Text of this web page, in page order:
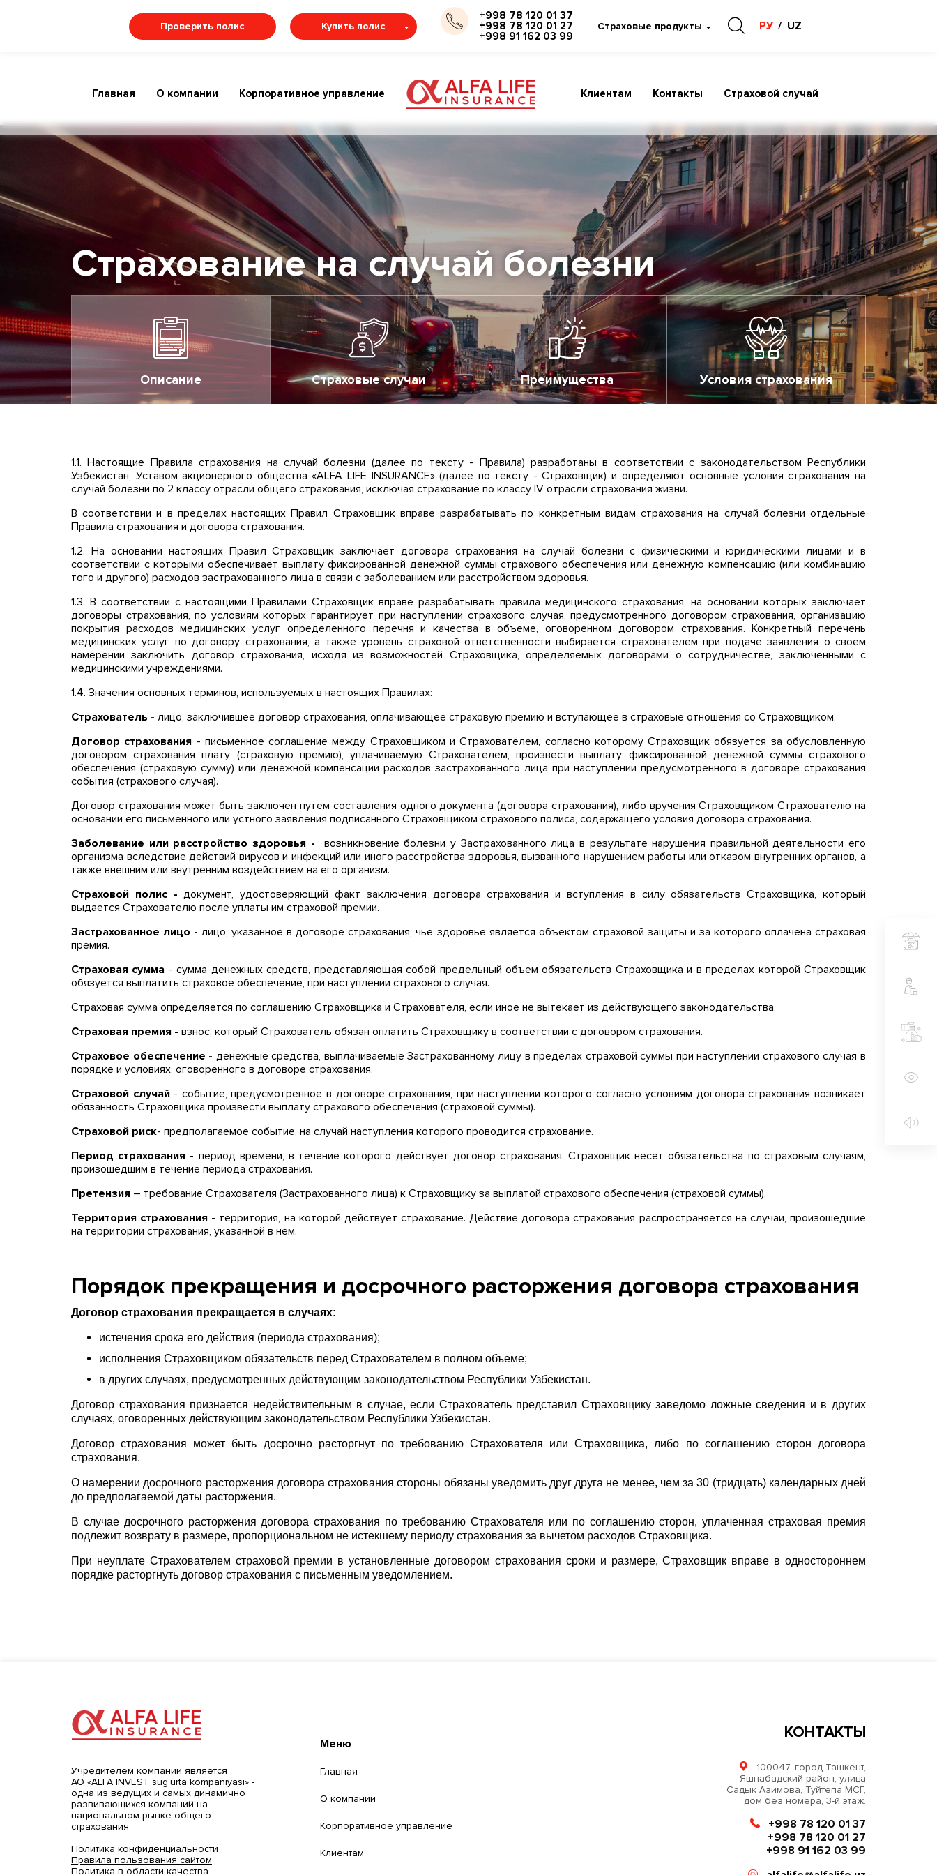
Проверить полис Купить полис
+998 78 120 01 37
+998 78 120 01 27
+998 91 162 03 99
Страховые продукты РУ UZ
Главная О компании Корпоративное управление Клиентам Контакты Страховой случай
Страхование на случай болезни
Описание Страховые случаи Преимущества Условия страхования
1.1. Настоящие Правила страхования на случай болезни (далее по тексту - Правила) разработаны в соответствии с законодательством Республики
Узбекистан, Уставом акционерного общества «ALFA LIFE INSURANCE» (далее по тексту - Страховщик) и определяют основные условия страхования на
случай болезни по 2 классу отрасли общего страхования, исключая страхование по классу IV отрасли страхования жизни.
В соответствии и в пределах настоящих Правил Страховщик вправе разрабатывать по конкретным видам страхования на случай болезни отдельные
Правила страхования и договора страхования.
1.2. На основании настоящих Правил Страховщик заключает договора страхования на случай болезни с физическими и юридическими лицами и в
соответствии с которыми обеспечивает выплату фиксированной денежной суммы страхового обеспечения или денежную компенсацию (или комбинацию
того и другого) расходов застрахованного лица в связи с заболеванием или расстройством здоровья.
1.3. В соответствии с настоящими Правилами Страховщик вправе разрабатывать правила медицинского страхования, на основании которых заключает
договоры страхования, по условиям которых гарантирует при наступлении страхового случая, предусмотренного договором страхования, организацию
покрытия расходов медицинских услуг определенного перечня и качества в объеме, оговоренном договором страхования. Конкретный перечень
медицинских услуг по договору страхования, а также уровень страховой ответственности выбирается страхователем при подаче заявления о своем
намерении заключить договор страхования, исходя из возможностей Страховщика, определяемых договорами о сотрудничестве, заключенными с
медицинскими учреждениями.
1.4. Значения основных терминов, используемых в настоящих Правилах:
Страхователь - лицо, заключившее договор страхования, оплачивающее страховую премию и вступающее в страховые отношения со Страховщиком.
Договор страхования - письменное соглашение между Страховщиком и Страхователем, согласно которому Страховщик обязуется за обусловленную
договором страхования плату (страховую премию), уплачиваемую Страхователем, произвести выплату фиксированной денежной суммы страхового
обеспечения (страховую сумму) или денежной компенсации расходов застрахованного лица при наступлении предусмотренного в договоре страхования
события (страхового случая).
Договор страхования может быть заключен путем составления одного документа (договора страхования), либо вручения Страховщиком Страхователю на
основании его письменного или устного заявления подписанного Страховщиком страхового полиса, содержащего условия договора страхования.
Заболевание или расстройство здоровья -
возникновение болезни у Застрахованного лица в результате нарушения правильной деятельности его
организма вследствие действий вирусов и инфекций или иного расстройства здоровья, вызванного нарушением работы или отказом внутренних органов, а
также внешним или внутренним воздействием на его организм.
Страховой полис -документ, удостоверяющий факт заключения договора страхования и вступления в силу обязательств Страховщика, который
выдается Страхователю после уплаты им страховой премии.
Застрахованное лицо - лицо, указанное в договоре страхования, чье здоровье является объектом страховой защиты и за которого оплачена страховая
премия.
Страховая сумма - сумма денежных средств, представляющая собой предельный объем обязательств Страховщика и в пределах которой Страховщик
обязуется выплатить страховое обеспечение, при наступлении страхового случая.
Страховая сумма определяется по соглашению Страховщика и Страхователя, если иное не вытекает из действующего законодательства.
Страховая премия - взнос, который Страхователь обязан оплатить Страховщику в соответствии с договором страхования.
Страховое обеспечение - денежные средства, выплачиваемые Застрахованному лицу в пределах страховой суммы при наступлении страхового случая в
порядке и условиях, оговоренного в договоре страхования.
Страховой случай- событие, предусмотренное в договоре страхования, при наступлении которого согласно условиям договора страхования возникает
обязанность Страховщика произвести выплату страхового обеспечения (страховой суммы).
Страховой риск- предполагаемое событие, на случай наступления которого проводится страхование.
Период страхования - период времени, в течение которого действует договор страхования. Страховщик несет обязательства по страховым случаям,
произошедшим в течение периода страхования.
Претензия – требование Страхователя (Застрахованного лица) к Страховщику за выплатой страхового обеспечения (страховой суммы).
Территория страхования - территория, на которой действует страхование. Действие договора страхования распространяется на случаи, произошедшие
на территории страхования, указанной в нем.
Порядок прекращения и досрочного расторжения договора страхования
Договор страхования прекращается в случаях:
истечения срока его действия (периода страхования);
исполнения Страховщиком обязательств перед Страхователем в полном объеме;
в других случаях, предусмотренных действующим законодательством Республики Узбекистан.
Договор страхования признается недействительным в случае, если Страхователь представил Страховщику заведомо ложные сведения и в других
случаях, оговоренных действующим законодательством Республики Узбекистан.
Договор страхования может быть досрочно расторгнут по требованию Страхователя или Страховщика, либо по соглашению сторон договора
страхования.
О намерении досрочного расторжения договора страхования стороны обязаны уведомить друг друга не менее, чем за 30 (тридцать) календарных дней
до предполагаемой даты расторжения.
В случае досрочного расторжения договора страхования по требованию Страхователя или по соглашению сторон, уплаченная страховая премия
подлежит возврату в размере, пропорциональном не истекшему периоду страхования за вычетом расходов Страховщика.
При неуплате Страхователем страховой премии в установленные договором страхования сроки и размере, Страховщик вправе в одностороннем
порядке расторгнуть договор страхования с письменным уведомлением.
Учредителем компании является
АО «ALFA INVEST sug'urta kompaniyasi» -
одна из ведущих и самых динамично
развивающихся компаний на
национальном рынке общего
страхования.
Политика конфиденциальности
Правила пользования сайтом
Политика в области качества
Меню
Главная
О компании
Корпоративное управление
Клиентам
КОНТАКТЫ
100047, город Ташкент,
Яшнабадский район, улица
Садык Азимова, Туйтепа МСГ,
дом без номера, 3-й этаж.
+998 78 120 01 37
+998 78 120 01 27
+998 91 162 03 99